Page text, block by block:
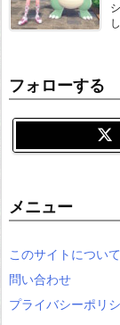
フォローする
メニュー
このサイトについて
問い合わせ
プライバシーポリ